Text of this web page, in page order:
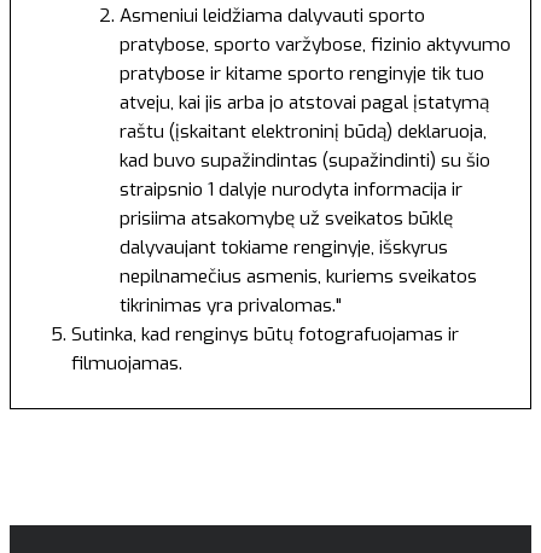
Asmeniui leidžiama dalyvauti sporto
pratybose, sporto varžybose, fizinio aktyvumo
pratybose ir kitame sporto renginyje tik tuo
atveju, kai jis arba jo atstovai pagal įstatymą
raštu (įskaitant elektroninį būdą) deklaruoja,
kad buvo supažindintas (supažindinti) su šio
straipsnio 1 dalyje nurodyta informacija ir
prisiima atsakomybę už sveikatos būklę
dalyvaujant tokiame renginyje, išskyrus
nepilnamečius asmenis, kuriems sveikatos
tikrinimas yra privalomas."
Sutinka, kad renginys būtų fotografuojamas ir
filmuojamas.